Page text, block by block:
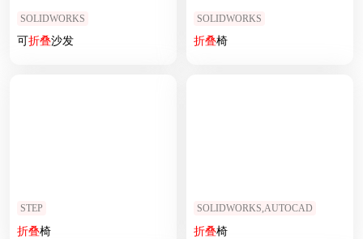
SOLIDWORKS
可折叠沙发
SOLIDWORKS
折叠椅
STEP
折叠椅
SOLIDWORKS,AUTOCAD
折叠椅